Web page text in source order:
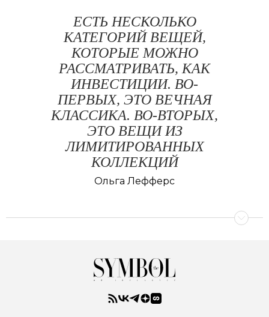
ЕСТЬ НЕСКОЛЬКО
КАТЕГОРИЙ ВЕЩЕЙ,
КОТОРЫЕ МОЖНО
РАССМАТРИВАТЬ, КАК
ИНВЕСТИЦИИ. ВО-
ПЕРВЫХ, ЭТО ВЕЧНАЯ
КЛАССИКА. ВО-ВТОРЫХ,
ЭТО ВЕЩИ ИЗ
ЛИМИТИРОВАННЫХ
КОЛЛЕКЦИЙ
Ольга Лефферс